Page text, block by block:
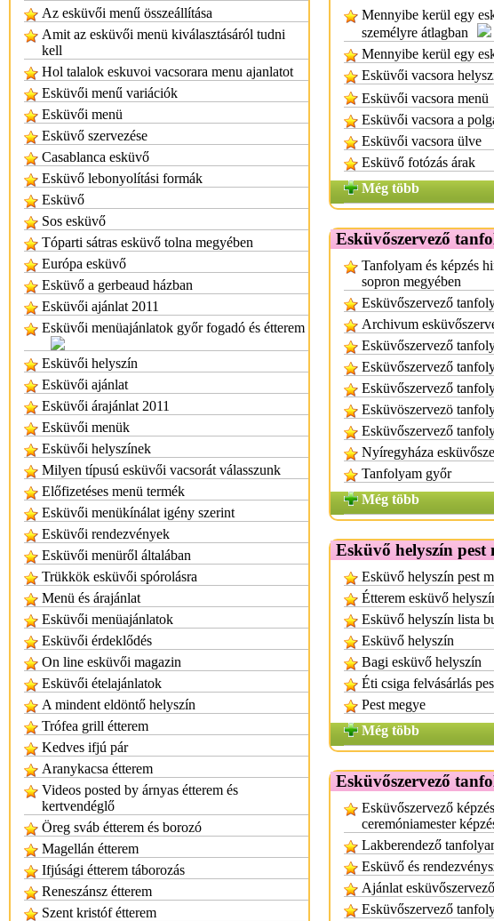
Az esküvői menű összeállítása
Amit az esküvői menü kiválasztásáról tudni
kell
Hol talalok eskuvoi vacsorara menu ajanlatot
Esküvői menű variációk
Esküvői menü
Esküvő szervezése
Casablanca esküvő
Esküvő lebonyolítási formák
Esküvő
Sos esküvő
Tóparti sátras esküvő tolna megyében
Európa esküvő
Esküvő a gerbeaud házban
Esküvői ajánlat 2011
Esküvői menüajánlatok győr fogadó és étterem
Esküvői helyszín
Esküvői ajánlat
Esküvői árajánlat 2011
Esküvői menük
Esküvői helyszínek
Milyen típusú esküvői vacsorát válasszunk
Előfizetéses menü termék
Esküvői menükínálat igény szerint
Esküvői rendezvények
Esküvői menüről általában
Trükkök esküvői spórolásra
Menü és árajánlat
Esküvői menüajánlatok
Esküvői érdeklődés
On line esküvői magazin
Esküvői ételajánlatok
A mindent eldöntő helyszín
Trófea grill étterem
Kedves ifjú pár
Aranykacsa étterem
Videos posted by árnyas étterem és
kertvendéglő
Öreg sváb étterem és borozó
Magellán étterem
Ifjúsági étterem táborozás
Reneszánsz étterem
Szent kristóf étterem
Mennyibe kerül egy
személyre átlagban
Mennyibe kerül egy
Esküvői vacsora
Esküvői vacsora menü
Esküvői vacsora a
Esküvői vacsora ülve
Esküvő fotózás árak
Még több
Esküvőszervező
Tanfolyam és képzés
sopron megyében
Esküvőszervező
Archivum
Esküvőszervező
Esküvőszervező
Esküvőszervező
Esküvöszervezö
Esküvőszervező
Nyíregyháza
Tanfolyam győr
Még több
Esküvő helyszín pest
Esküvő helyszín pest
Étterem esküvő
Esküvő helyszín lista
Esküvő helyszín
Bagi esküvő helyszín
Éti csiga felvásárlás
Pest megye
Még több
Esküvőszervező
Esküvőszervező
ceremóniamester
Lakberendező
Esküvő és
Ajánlat
Esküvőszervező